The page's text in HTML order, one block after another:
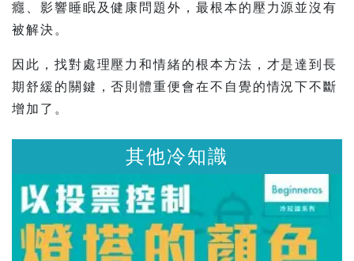
癮、影響睡眠及健康問題外，最根本的壓力源並沒有
被解決。
因此，找對處理壓力和情緒的根本方法，才是達到長
期舒緩的關鍵，否則體重便會在不自覺的情況下不斷
增加了。